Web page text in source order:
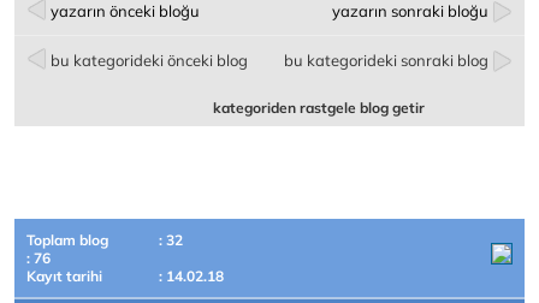
yazarın önceki bloğu yazarın sonraki bloğu
bu kategorideki önceki blog bu kategorideki sonraki blog
kategoriden rastgele blog getir
Toplam blog
: 32
: 76
Kayıt tarihi
: 14.02.18